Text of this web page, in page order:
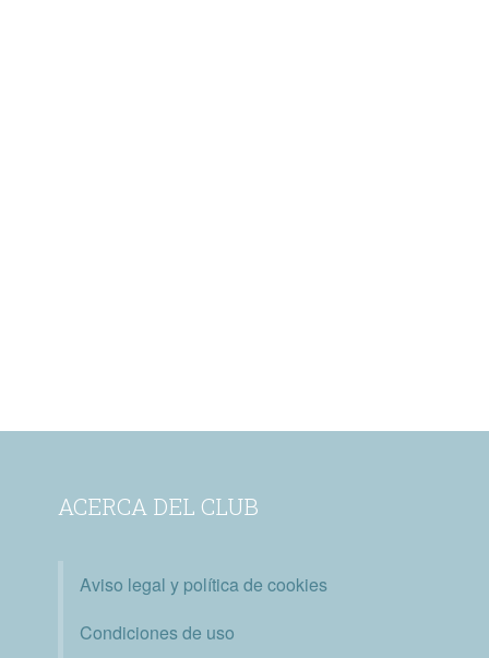
ACERCA DEL CLUB
Aviso legal y política de cookies
Condiciones de uso